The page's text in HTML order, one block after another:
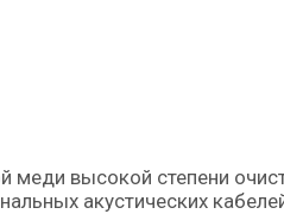
меди высокой степени
акустических